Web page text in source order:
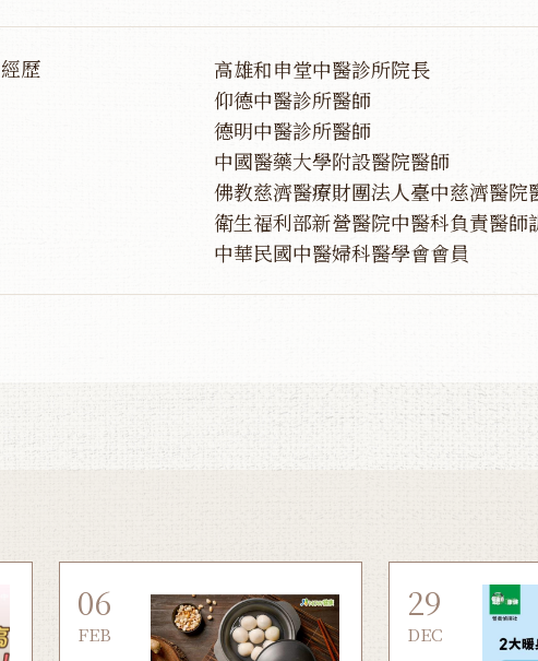
經歷
高雄和申堂中醫診所院長
仰德中醫診所醫師
德明中醫診所醫師
中國醫藥大學附設醫院醫師
佛教慈濟醫療財團法人臺中慈濟醫院
衛生福利部新營醫院中醫科負責醫師
中華民國中醫婦科醫學會會員
06
FEB
29
DEC